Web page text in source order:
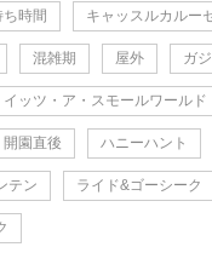
ち時間 キャッスルカルー
混雑期 屋外 ガ
イッツ・ア・スモールワールド
開園直後 ハニーハント
テン ライド&ゴーシーク